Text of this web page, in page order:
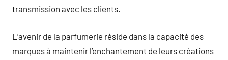
transmission avec les clients.
L’avenir de la parfumerie réside dans la capacité des
marques à maintenir l’enchantement de leurs créations